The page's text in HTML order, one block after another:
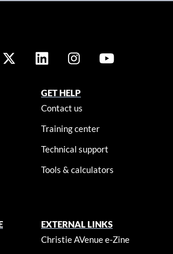
GET HELP
Contact us
Training center
Technical support
Tools & calculators
EXTERNAL LINKS
Christie AVenue e-Zine